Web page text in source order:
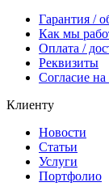
Гарантия /
Как мы
Оплата /
Реквизиты
Согласие
Клиенту
Новости
Cтатьи
Услуги
Портфолио